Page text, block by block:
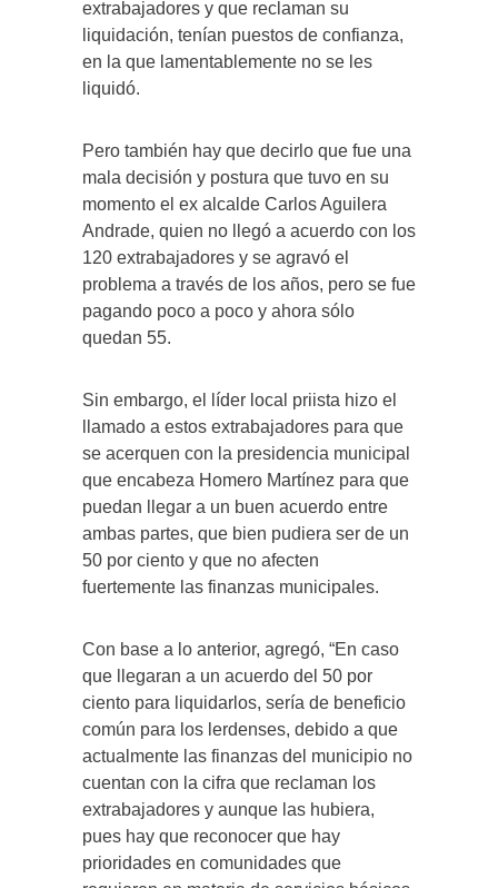
extrabajadores y que reclaman su
liquidación, tenían puestos de confianza,
en la que lamentablemente no se les
liquidó.
Pero también hay que decirlo que fue una
mala decisión y postura que tuvo en su
momento el ex alcalde Carlos Aguilera
Andrade, quien no llegó a acuerdo con los
120 extrabajadores y se agravó el
problema a través de los años, pero se fue
pagando poco a poco y ahora sólo
quedan 55.
Sin embargo, el líder local priista hizo el
llamado a estos extrabajadores para que
se acerquen con la presidencia municipal
que encabeza Homero Martínez para que
puedan llegar a un buen acuerdo entre
ambas partes, que bien pudiera ser de un
50 por ciento y que no afecten
fuertemente las finanzas municipales.
Con base a lo anterior, agregó, “En caso
que llegaran a un acuerdo del 50 por
ciento para liquidarlos, sería de beneficio
común para los lerdenses, debido a que
actualmente las finanzas del municipio no
cuentan con la cifra que reclaman los
extrabajadores y aunque las hubiera,
pues hay que reconocer que hay
prioridades en comunidades que